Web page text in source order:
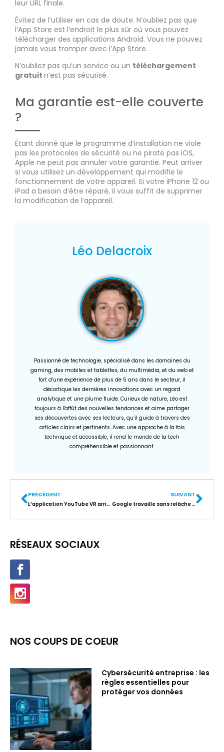
leur URL finale.
Évitez de l’utiliser en cas de doute. N’oubliez pas que
l’App Store est l’endroit le plus sûr où vous pouvez
télécharger des applications Android. Vous ne pouvez
jamais vous tromper avec l’App Store.
N’oubliez pas qu’un service ou un téléchargement
gratuit n’est pas sécurisé.
Ma garantie est-elle couverte
?
Étant donné que le programme d’installation ne viole
pas les protocoles de sécurité ou ne pirate pas iOS,
Apple ne peut pas annuler votre garantie. Peut arriver
si vous utilisez un développement qui modifie le
fonctionnement de votre appareil. Si votre iPhone 12 ou
iPad a besoin d’être réparé, il vous suffit de supprimer
la modification de l’appareil.
Léo Delacroix
Passionné de technologie, spécialisé dans les domaines du
gaming, des mobiles et tablettes, du multimédia, et du web et
fort d’une expérience de plus de 5 ans dans le secteur, il
décortique les dernières innovations avec un regard
analytique et une plume fluide. Curieux de nature, Léo est
toujours à l'affût des nouvelles tendances et aime partager
ses découvertes avec ses lecteurs, qu’il guide à travers des
articles clairs et pertinents. Avec une approche à la fois
technique et accessible, il rend le monde de la tech
compréhensible et passionnant.
PRÉCÉDENT
L’application YouTube VR arrive sur l’Oculus Go
SUIVANT
Google travaille sans relâche à la compression des applications Android
RÉSEAUX SOCIAUX
NOS COUPS DE COEUR
Cybersécurité entreprise : les
règles essentielles pour
protéger vos données